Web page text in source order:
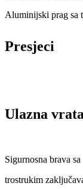
Aluminijski prag sa
Presjeci
Ulazna vrata
Sigurnosna brava sa
trostrukim